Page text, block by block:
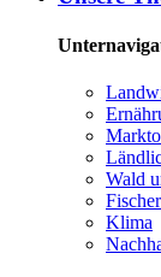
Wald
Kli­ma